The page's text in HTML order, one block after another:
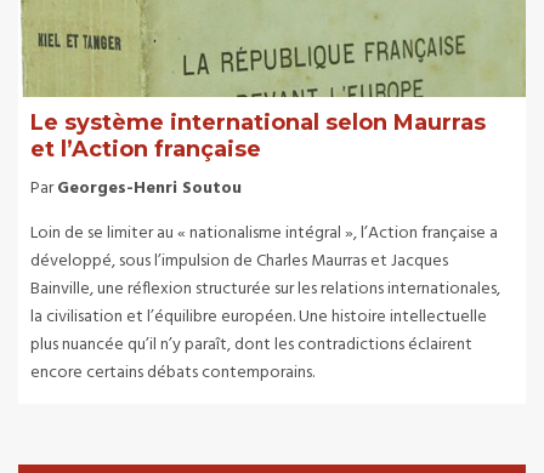
Le système international selon Maurras
et l’Action française
ParGeorges-Henri Soutou
Loin de se limiter au « nationalisme intégral », l’Action française a
développé, sous l’impulsion de Charles Maurras et Jacques
Bainville, une réflexion structurée sur les relations internationales,
la civilisation et l’équilibre européen. Une histoire intellectuelle
plus nuancée qu’il n’y paraît, dont les contradictions éclairent
encore certains débats contemporains.